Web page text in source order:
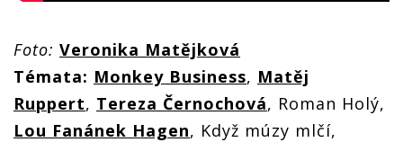
Foto: Veronika Matějková
Témata: Monkey Business, Matěj
Ruppert, Tereza Černochová, Roman Holý,
Lou Fanánek Hagen, Když múzy mlčí,